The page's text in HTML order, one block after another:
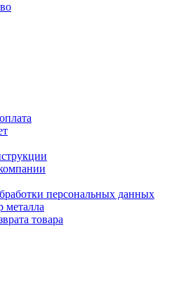
персональных данных
металла
товара